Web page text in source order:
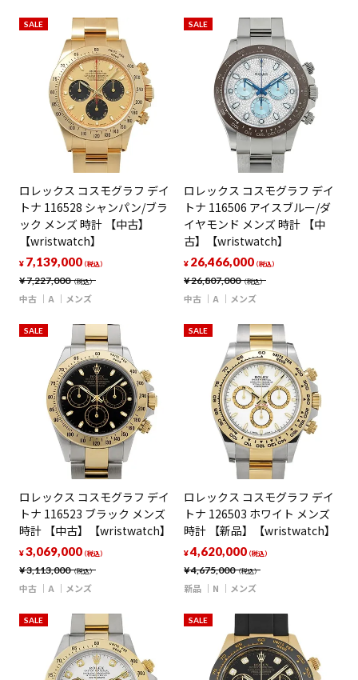
SALE
ロレックス コスモグラフ デイ
トナ 116528 シャンパン/ブラ
ック メンズ 時計 【中古】
【wristwatch】
¥7,227,000（税込）
¥ 7,139,000（税込）
中古 A メンズ
SALE
ロレックス コスモグラフ デイ
トナ 116506 アイスブルー/ダ
イヤモンド メンズ 時計 【中
古】【wristwatch】
¥26,807,000（税込）
¥ 26,466,000（税込）
中古 A メンズ
SALE
ロレックス コスモグラフ デイ
トナ 116523 ブラック メンズ
時計 【中古】【wristwatch】
¥3,113,000（税込）
¥3,069,000（税込）
中古 A メンズ
SALE
ロレックス コスモグラフ デイ
トナ 126503 ホワイト メンズ
時計 【新品】【wristwatch】
¥4,675,000（税込）
¥4,620,000（税込）
新品 N メンズ
SALE SALE